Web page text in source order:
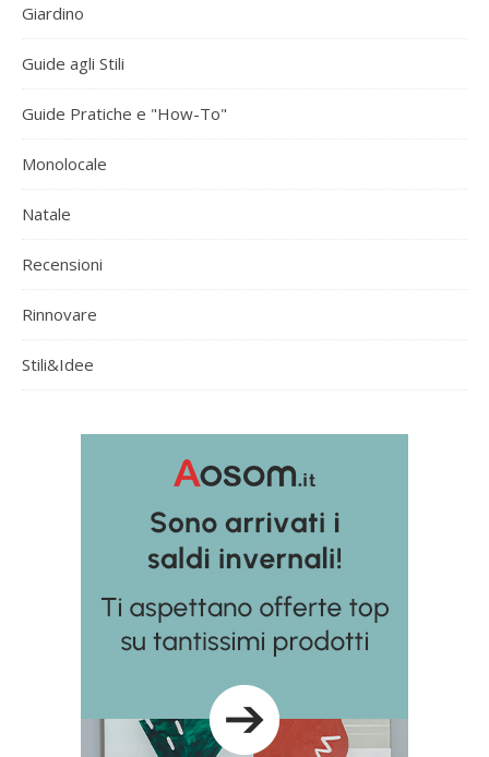
Giardino
Guide agli Stili
Guide Pratiche e "How-To"
Monolocale
Natale
Recensioni
Rinnovare
Stili&Idee